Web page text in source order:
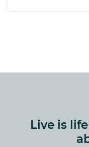
Live is